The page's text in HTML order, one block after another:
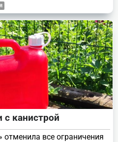
канистрой
все ограничения